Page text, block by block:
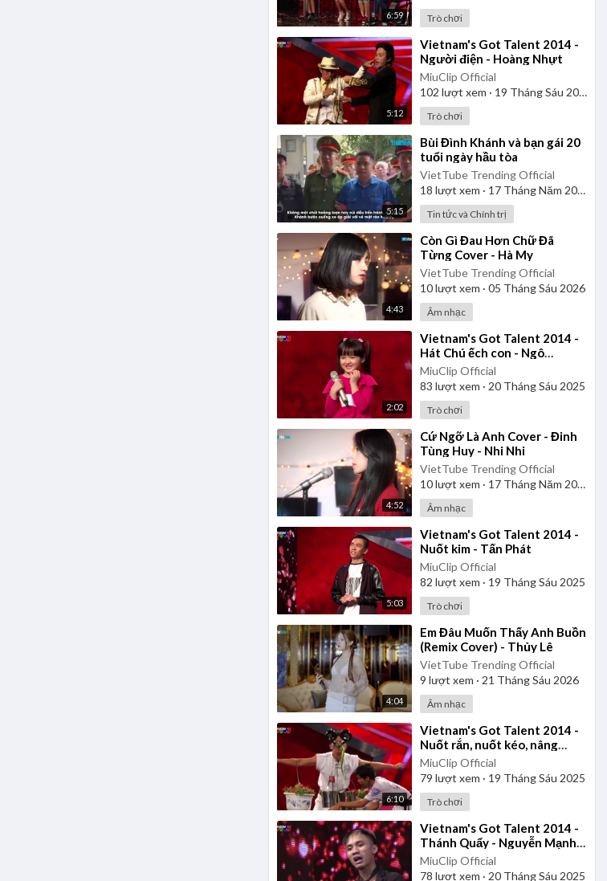
6:59 Trò chơi
5:12
⁣Vietnam's Got Talent 2014 -
Người điện - Hoàng Nhựt
MiuClip Official
102 lượt xem · 19 Tháng Sáu 2025
Trò chơi
5:15
⁣Bùi Đình Khánh và bạn gái 20
tuổi ngày hầu tòa
VietTube Trending Official
18 lượt xem · 17 Tháng Năm 2026
Tin tức và Chính trị
4:43
⁣Còn Gì Đau Hơn Chữ Đã
Từng Cover - Hà My
VietTube Trending Official
10lượt xem · 05 Tháng Sáu 2026
Âm nhạc
2:02
⁣Vietnam's Got Talent 2014 -
Hát Chú ếch con - Ngô
Phương Bích Ngọc
MiuClip Official
83 lượt xem · 20 Tháng Sáu 2025
Trò chơi
4:52
⁣Cứ Ngỡ Là Anh Cover - Đinh
Tùng Huy - Nhi Nhi
VietTube Trending Official
10lượt xem · 17 Tháng Năm 2026
Âm nhạc
5:03
⁣Vietnam's Got Talent 2014 -
Nuốt kim - Tấn Phát
MiuClip Official
82 lượt xem · 19 Tháng Sáu 2025
Trò chơi
4:04
⁣Em Đâu Muốn Thấy Anh Buồn
(Remix Cover) - Thủy Lê
VietTube Trending Official
9 lượt xem · 21 Tháng Sáu 2026
Âm nhạc
6:10
⁣Vietnam's Got Talent 2014 -
Nuốt rắn, nuốt kéo, nâng
chậu hoa - Nhóm Bảo Cường
MiuClip Official
79 lượt xem · 19 Tháng Sáu 2025
Trò chơi
⁣Vietnam's Got Talent 2014 -
Thánh Quẩy - Nguyễn Mạnh
Tuấn
MiuClip Official
78 lượt xem · 20 Tháng Sáu 2025